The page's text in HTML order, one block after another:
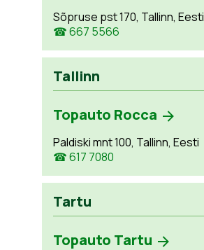
Sõpruse pst 170, Tallinn, Eesti
☎ 667 5566
Tallinn
Topauto Rocca
Paldiski mnt 100, Tallinn, Eesti
☎ 617 7080
Tartu
Topauto Tartu